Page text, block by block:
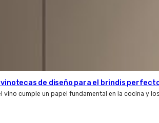
vinotecas de diseño para el brindis
vino cumple un papel fundamental en la cocina y